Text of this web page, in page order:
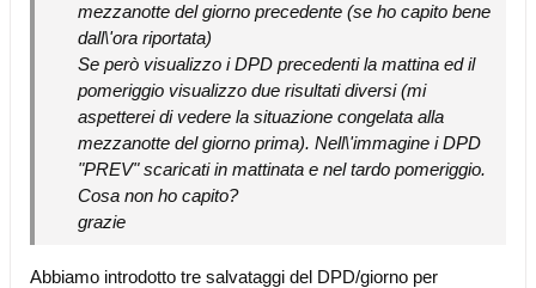
mezzanotte del giorno precedente (se ho capito bene
dall\'ora riportata)
Se però visualizzo i DPD precedenti la mattina ed il
pomeriggio visualizzo due risultati diversi (mi
aspetterei di vedere la situazione congelata alla
mezzanotte del giorno prima). Nell\'immagine i DPD
"PREV" scaricati in mattinata e nel tardo pomeriggio.
Cosa non ho capito?
grazie
Abbiamo introdotto tre salvataggi del DPD/giorno per